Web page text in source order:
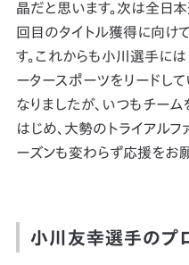
晶だと思います。次は全日
回目のタイトル獲得に向け
す。これからも小川選手に
ータースポーツをリードし
なりましたが、いつもチー
はじめ、大勢のトライアルフ
ーズンも変わらず応援をお
小川友幸選手のプ